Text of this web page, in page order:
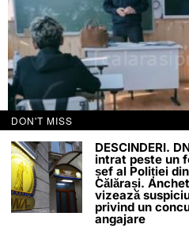
DON'T MISS
DESCINDERI.
intrat peste un
șef al Poliției din
Călărași.
vizează
privind un
angajare